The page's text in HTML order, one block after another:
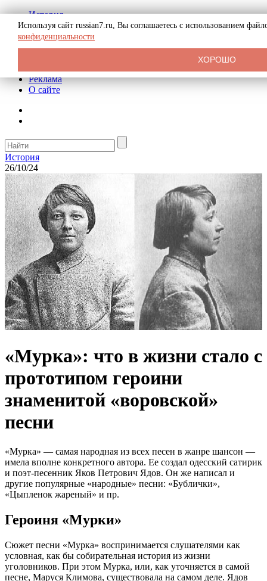
История
Биография
Криминал
СССР
Реклама
О сайте
История
26/10/24
«Мурка»: что в жизни стало с
прототипом героини
знаменитой «воровской»
песни
«Мурка» — самая народная из всех песен в жанре шансон —
имела вполне конкретного автора. Ее создал одесский сатирик
и поэт-песенник Яков Петрович Ядов. Он же написал и
другие популярные «народные» песни: «Бублички»,
«Цыпленок жареный» и пр.
Героиня «Мурки»
Сюжет песни «Мурка» воспринимается слушателями как
условная, как бы собирательная история из жизни
уголовников. При этом Мурка, или, как уточняется в самой
песне, Маруся Климова, существовала на самом деле. Ядов
Используя сайт russian7.ru, Вы соглашаетесь с использованием
конфиденциальности
ХОРОШО